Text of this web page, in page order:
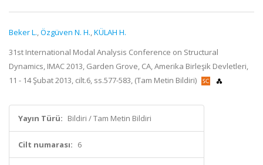
Beker L.,Özgüven N. H.,KÜLAH H.
31st International Modal Analysis Conference on Structural
Dynamics, IMAC 2013, Garden Grove, CA, Amerika Birleşik Devletleri,
11 - 14 Şubat 2013, cilt.6, ss.577-583, (Tam Metin Bildiri)
Yayın Türü: Bildiri / Tam Metin Bildiri
Cilt numarası: 6